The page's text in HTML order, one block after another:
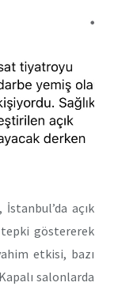
İstanbul’da açık
göstererek
etkisi, bazı
salonlarda